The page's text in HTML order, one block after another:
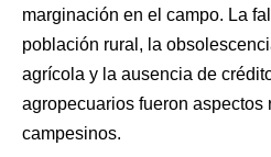
marginación en el campo. La
población rural, la
agrícola y la ausencia de
agropecuarios fueron
campesinos.